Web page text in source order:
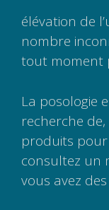
élévation de
nombre
tout moment
La posologie
recherche
produits pour
consultez un
vous avez